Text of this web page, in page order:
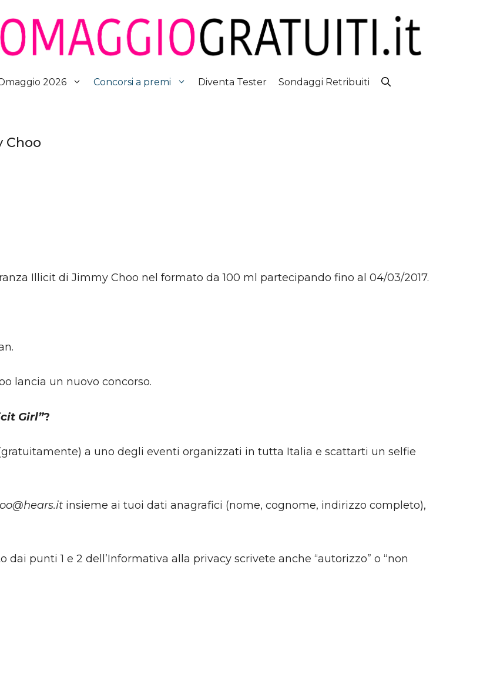
2026 Concorsi a premi Diventa Tester Sondaggi Retribuiti
Choo
Illicit di Jimmy Choo nel formato da 100 ml partecipando fino al 04/03/2017.
lancia un nuovo concorso.
Girl”?
a uno degli eventi organizzati in tutta Italia e scattarti un selfie
insieme ai tuoi dati anagrafici (nome, cognome, indirizzo completo),
dai punti 1 e 2 dell’Informativa alla privacy scrivete anche “autorizzo” o “non